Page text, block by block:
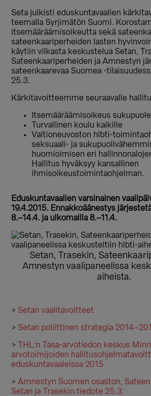
Seta julkisti eduskuntavaalien
teemalla Syrjimätön Suomi.
itsemääräämisoikeutta sekä
sateenkaariperheiden lasten
käytiin vilkasta keskustelua Setan,
Sateenkaariperheiden ja Amnestyn
sateenkaarevaa Suomea -
25.3.
Kärkitavoitteemme seuraavalle
Itsemääräämisoikeus
Turvallinen koulu kaikille
Valtioneuvoston hlbti-
seksuaali- ja
huomioimisen eri
Hallitus hyväksyy kansallinen
ihmisoikeustoimintaohjelman.
Eduskuntavaalien varsinainen
19.4.2015. Ennakkoäänestys
8.–14.4. ja ulkomailla 8.–11.4.
Setan, Trasekin,
Amnestyn vaalipaneelissa
aiheista.
> Setan vaalitavoitteet
> Setan poliittinen strategia
>
THL:n Tasa-arvotiedon keskus
arvotoimijoiden
eduskuntavaaleissa 2015
>Amnestyn Suomen osaston,
Setan ja Trasekin tiedote 25.3: